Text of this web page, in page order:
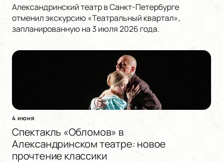
Александринский театр в Санкт-Петербурге
отменил экскурсию «Театральный квартал»,
запланированную на 3 июля 2026 года.
4 июня
Спектакль «Обломов» в
Александринском театре: новое
прочтение классики